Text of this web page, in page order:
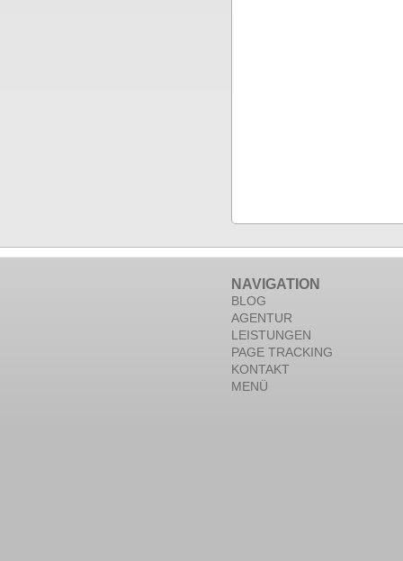
NAVIGATION
BLOG
AGENTUR
LEISTUNGEN
PAGE TRACKING
KONTAKT
MENÜ